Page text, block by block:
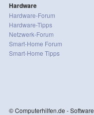
Hardware
Hardware-Forum
Hardware-Tipps
Netzwerk-Forum
Smart-Home Forum
Smart-Home Tipps
© Computerhilfen.de - Software